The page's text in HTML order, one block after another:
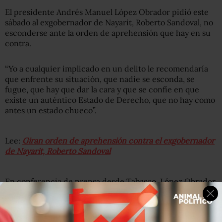
El presidente Andrés Manuel López Obrador pidió este
sábado al exgobernador de Nayarit, Roberto Sandoval, no
esconderse ante la orden de aprehensión que hay en su
contra.
“Yo a cualquier implicado en un delito le recomendaría
que enfrente su situación, que nadie se esconda, se
fugue, que hay que dar la cara y que se confíe en que
existe un auténtico Estado de Derecho, que no hay como
antes un estado chueco”.
Lee: Giran orden de aprehensión contra el exgobernador
de Nayarit, Roberto Sandoval
En conferencia de prensa desde Tabasco, López Obrador
sostuvo que “nadie es perseguido por consigna ni se
pueden fabricar delitos”.